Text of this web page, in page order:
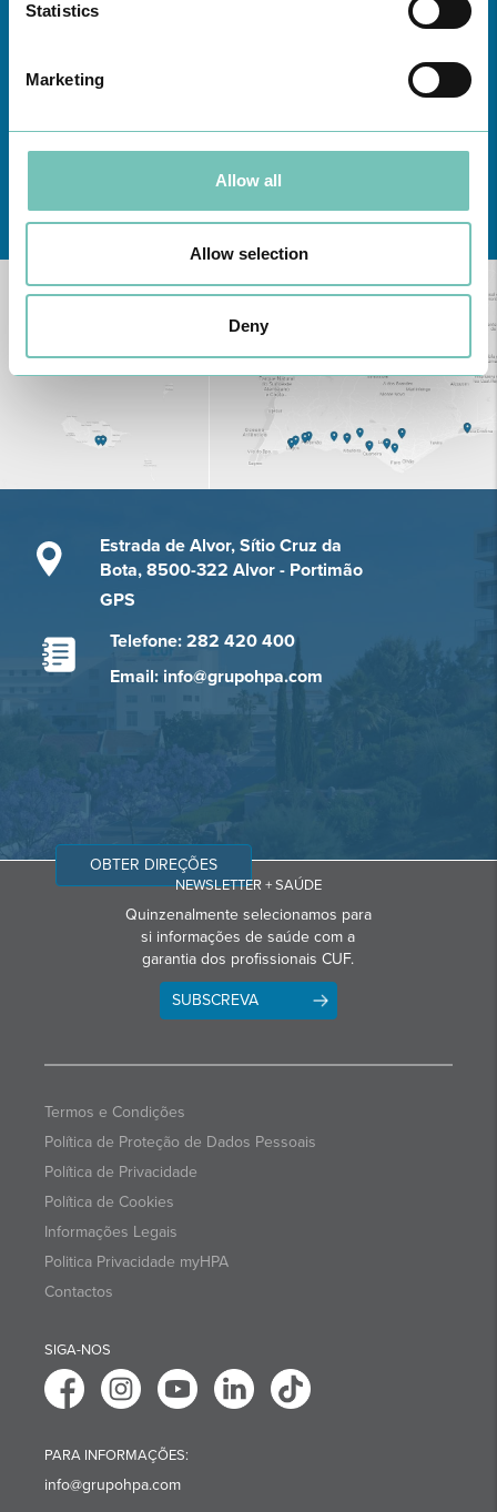
Statistics
Marketing
Allow all
Allow selection
Deny
Estrada de Alvor, Sítio Cruz da
Bota, 8500-322 Alvor - Portimão
GPS
Telefone: 282 420 400
Email: info@grupohpa.com
OBTER DIREÇÕES
NEWSLETTER + SAÚDE
Quinzenalmente selecionamos para
si informações de saúde com a
garantia dos profissionais CUF.
SUBSCREVA
Termos e Condições
Política de Proteção de Dados Pessoais
Política de Privacidade
Política de Cookies
Informações Legais
Politica Privacidade myHPA
Contactos
SIGA-NOS
PARA INFORMAÇÕES:
info@grupohpa.com